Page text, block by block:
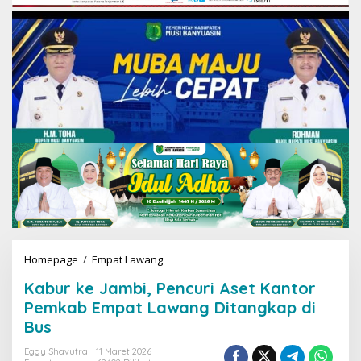
Homepage / Empat Lawang
b
u
r
Kabur ke Jambi, Pencuri Aset Kantor
Pemkab Empat Lawang Ditangkap di
Bus
Eggy Shavutra
11 Maret 2026